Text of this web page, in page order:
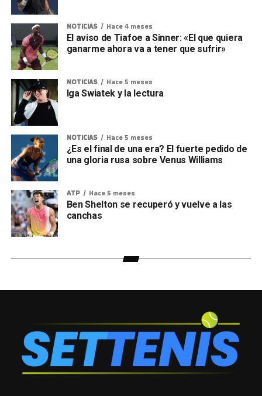
NOTICIAS Hace 4 meses
El aviso de Tiafoe a Sinner: «El que quiera
ganarme ahora va a tener que sufrir»
NOTICIAS Hace 5 meses
Iga Swiatek y la lectura
NOTICIAS Hace 5 meses
¿Es el final de una era? El fuerte pedido de
una gloria rusa sobre Venus Williams
ATP Hace 5 meses
Ben Shelton se recuperó y vuelve a las
canchas